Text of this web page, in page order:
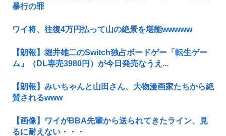
暴行の罪
ワイ将、往復4万円払って山の絶景を堪能wwwww
【朗報】堀井雄二のSwitch独占ボードゲー「転生ゲー
ム」（DL専売3980円）が今日発売なうえ...
【朗報】みいちゃんと山田さん、大物漫画家たちから絶
賛されるwww
【画像】ワイがBBA先輩から送られてきたライン、見
るに耐えない・・・